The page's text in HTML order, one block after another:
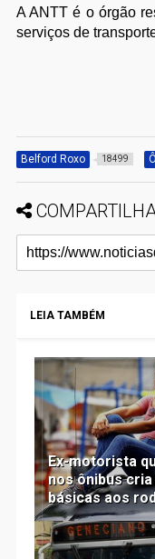
A ANTT é o órgão
serviços de
Belford Roxo 18499
LEIA TAMBÉM
Ex-motorista
nos ônibus
básicas aos